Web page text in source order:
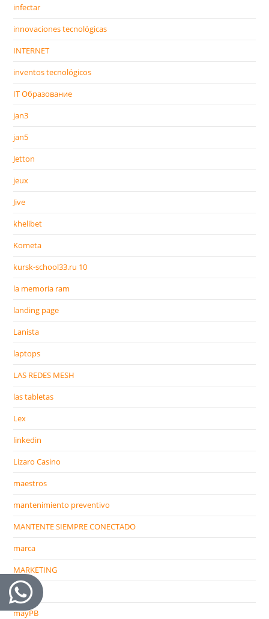
infectar
innovaciones tecnológicas
INTERNET
inventos tecnológicos
IT Образование
jan3
jan5
Jetton
jeux
Jive
khelibet
Kometa
kursk-school33.ru 10
la memoria ram
landing page
Lanista
laptops
LAS REDES MESH
las tabletas
Lex
linkedin
Lizaro Casino
maestros
mantenimiento preventivo
MANTENTE SIEMPRE CONECTADO
marca
MARKETING
mayBT
mayPB